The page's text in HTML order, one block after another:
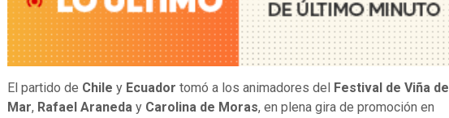
El partido de Chile y Ecuador tomó a los animadores del
Festival de Viña del
Mar, Rafael Araneda y Carolina de Moras, en plena gira de promoción en